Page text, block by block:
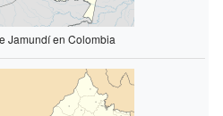
Jamundí en Colombia